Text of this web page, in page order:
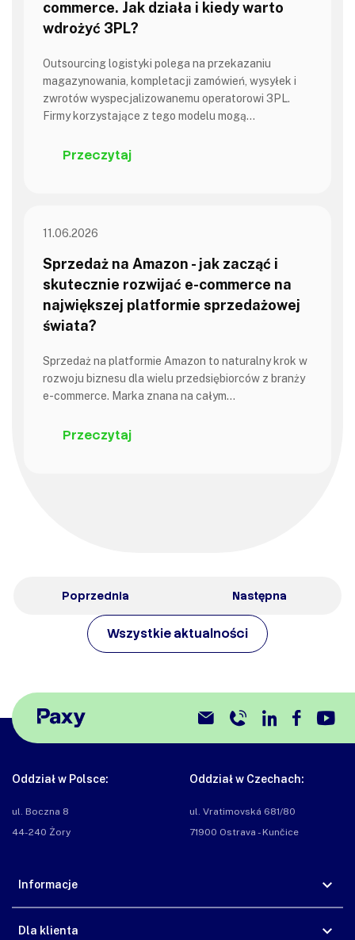
commerce. Jak działa i kiedy warto
wdrożyć 3PL?
Outsourcing logistyki polega na przekazaniu
magazynowania, kompletacji zamówień, wysyłek i
zwrotów wyspecjalizowanemu operatorowi 3PL.
Firmy korzystające z tego modelu mogą…
Przeczytaj
11.06.2026
Sprzedaż na Amazon - jak zacząć i
skutecznie rozwijać e-commerce na
największej platformie sprzedażowej
świata?
Sprzedaż na platformie Amazon to naturalny krok w
rozwoju biznesu dla wielu przedsiębiorców z branży
e-commerce. Marka znana na całym…
Przeczytaj
Poprzednia
Wszystkie aktualności
Następna
Oddział w Polsce:
ul. Boczna 8
44-240 Żory
Oddział w Czechach:
ul. Vratimovská 681/80
71900 Ostrava - Kunčice
Informacje
Dla klienta